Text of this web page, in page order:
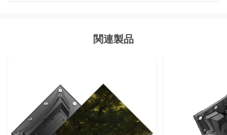
関連製品